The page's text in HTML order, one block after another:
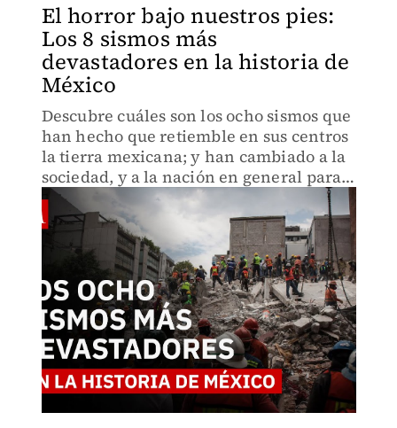
El horror bajo nuestros pies:
Los 8 sismos más
devastadores en la historia de
México
Descubre cuáles son los ocho sismos que
han hecho que retiemble en sus centros
la tierra mexicana; y han cambiado a la
sociedad, y a la nación en general para
siempre.